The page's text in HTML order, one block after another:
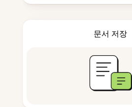
문서 저장